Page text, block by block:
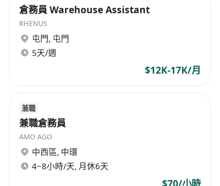
倉務員 Warehouse Assistant
RHENUS
屯門, 屯門
5天/週
$12K-17K/月
兼職
兼職倉務員
AMO AGO
中西區, 中環
4~8小時/天, 月休6天